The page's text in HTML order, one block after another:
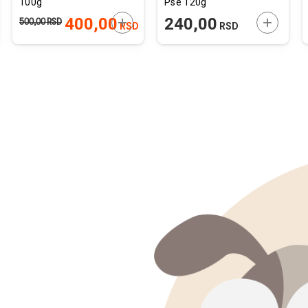
U KORPU 400,00RSD
500,00RSD DODAJTE U KORPU
240,00 RSD